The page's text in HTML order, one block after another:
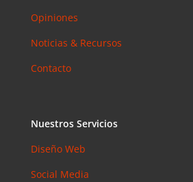
Opiniones
Noticias & Recursos
Contacto
Nuestros Servicios
Diseño Web
Social Media